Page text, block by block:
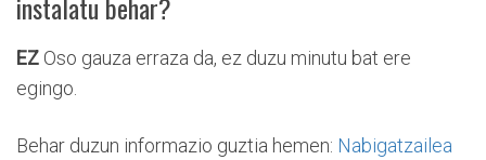
EZ Oso gauza erraza da, ez duzu minutu bat ere
egingo.
Behar duzun informazio guztia hemen: Nabigatzailea